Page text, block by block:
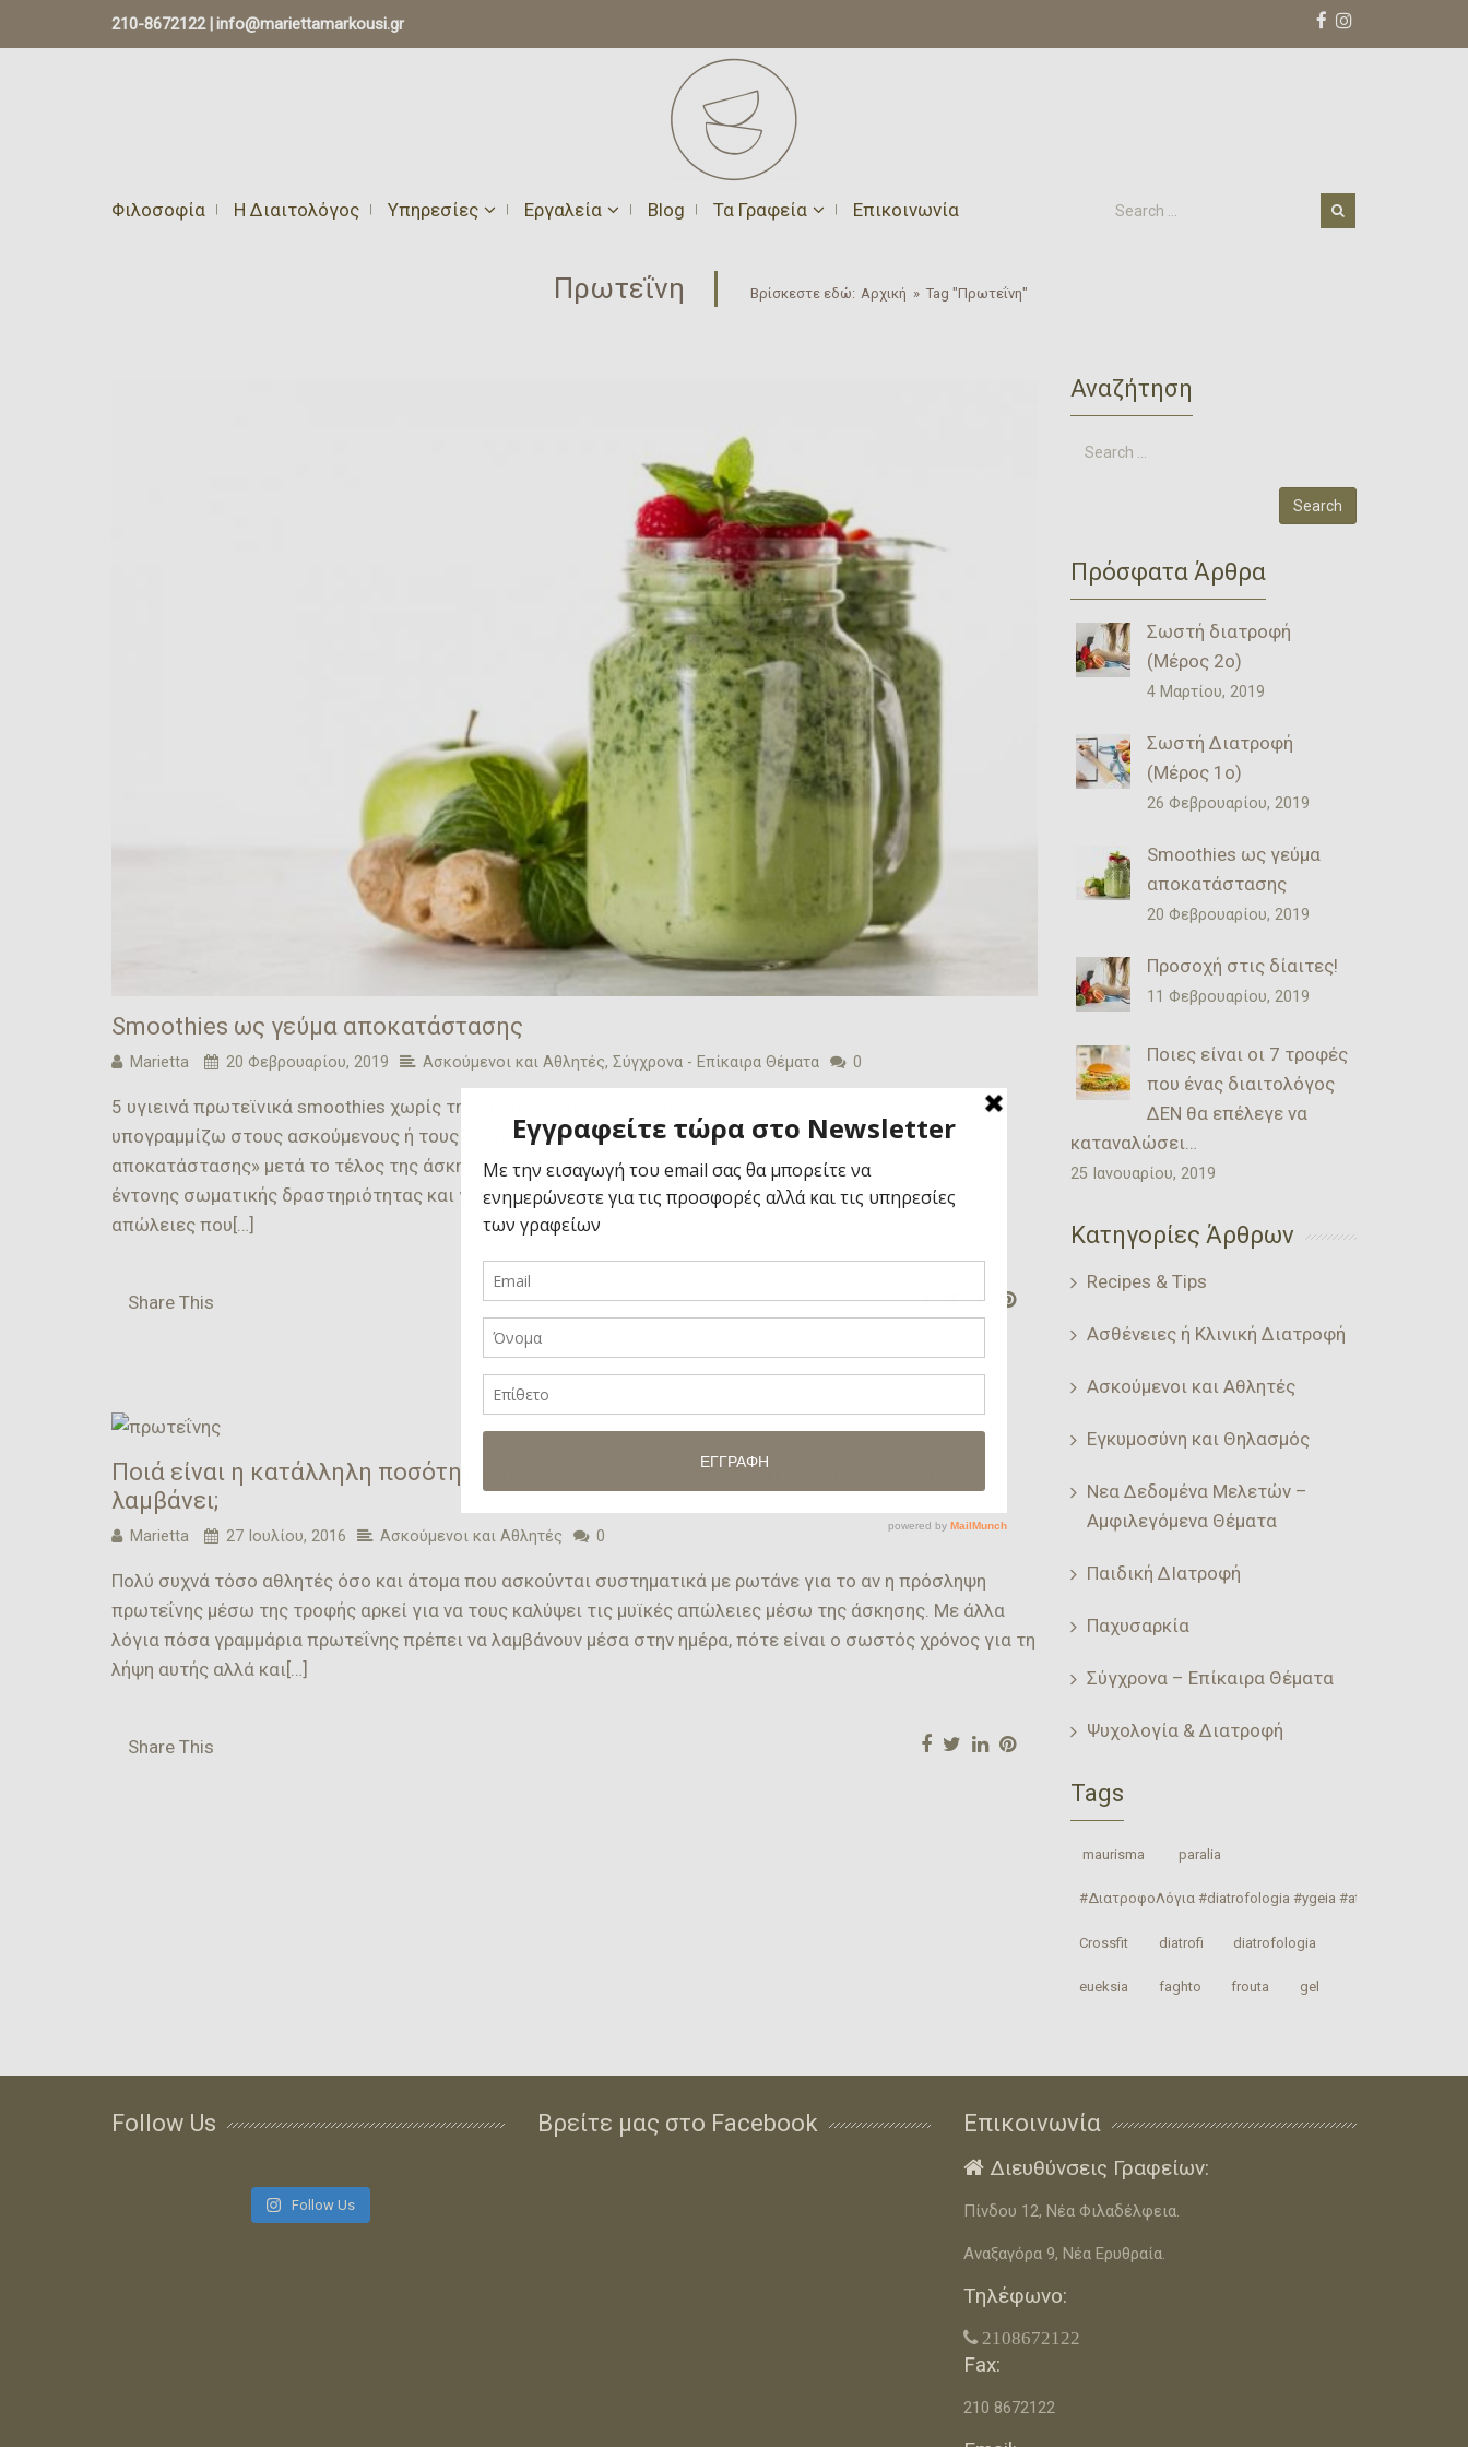
210-8672122 |info@mariettamarkousi.gr
Φιλοσοφία Η Διαιτολόγος Υπηρεσίες Εργαλεία Blog Τα Γραφεία Επικοινωνία
Πρωτεΐνη Βρίσκεστε εδώ: Αρχική » Tag "Πρωτεΐνη"
Smoothies ως γεύμα αποκατάστασης
Marietta 20 Φεβρουαρίου, 2019 Ασκούμενοι και Αθλητές, Σύγχρονα - Επίκαιρα Θέματα 0
5 υγιεινά πρωτεϊνικά smoothies χωρίς τη χρήση σκόνης πρωτεΐνης… Ως Αθλητική διαιτολόγος πάντα
υπογραμμίζω στους ασκούμενους ή τους αθλητές που αναλαμβάνω την ανάγκη του «γεύματος
αποκατάστασης» μετά το τέλος της άσκησης. Αυτό σημαίνει ότι με το που τελειώσουμε μία συνεδρία
έντονης σωματικής δραστηριότητας και για μία ώρα μόνο μπορούμε να «αποκαταστήσουμε» τις μυϊκές
απώλειες που[…]
Share This
Ποιά είναι η κατάλληλη ποσότητα πρωτεΐνης που ένας αθλητής πρέπει να
λαμβάνει;
Marietta 27 Ιουλίου, 2016 Ασκούμενοι και Αθλητές 0
Πολύ συχνά τόσο αθλητές όσο και άτομα που ασκούνται συστηματικά με ρωτάνε για το αν η πρόσληψη
πρωτεΐνης μέσω της τροφής αρκεί για να τους καλύψει τις μυϊκές απώλειες μέσω της άσκησης. Με άλλα
λόγια πόσα γραμμάρια πρωτεΐνης πρέπει να λαμβάνουν μέσα στην ημέρα, πότε είναι ο σωστός χρόνος για τη
λήψη αυτής αλλά και[…]
Share This
Αναζήτηση
Πρόσφατα Άρθρα
Σωστή διατροφή
(Μέρος 2ο)
4 Μαρτίου, 2019
Σωστή Διατροφή
(Μέρος 1ο)
26 Φεβρουαρίου, 2019
Smoothies ως γεύμα
αποκατάστασης
20 Φεβρουαρίου, 2019
Προσοχή στις δίαιτες!
11 Φεβρουαρίου, 2019
Ποιες είναι οι 7 τροφές
που ένας διαιτολόγος
ΔΕΝ θα επέλεγε να
καταναλώσει…
25 Ιανουαρίου, 2019
Κατηγορίες Άρθρων
Recipes & Tips
Ασθένειες ή Κλινική Διατροφή
Ασκούμενοι και Αθλητές
Εγκυμοσύνη και Θηλασμός
Νεα Δεδομένα Μελετών –
Αμφιλεγόμενα Θέματα
Παιδική ΔΙατροφή
Παχυσαρκία
Σύγχρονα – Επίκαιρα Θέματα
Ψυχολογία & Διατροφή
Tags
‎ maurisma‬ ‎ paralia‬
#ΔιατροφοΛόγια #diatrofologia #ygeia #athlitismos
Crossfit ‎diatrofi‬ ‎diatrofologia‬
‎eueksia‬ faghto ‎frouta gel
Follow Us
Follow Us
Βρείτε μας στο Facebook Επικοινωνία
 Διευθύνσεις Γραφείων:
Πίνδου 12, Νέα Φιλαδέλφεια.
Αναξαγόρα 9, Νέα Ερυθραία.
Τηλέφωνο:
 2108672122
Fax:
210 8672122